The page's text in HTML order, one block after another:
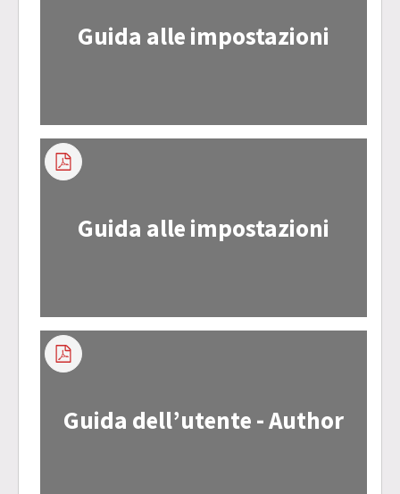
Guida alle impostazioni
Guida alle impostazioni
Guida dell’utente - Author